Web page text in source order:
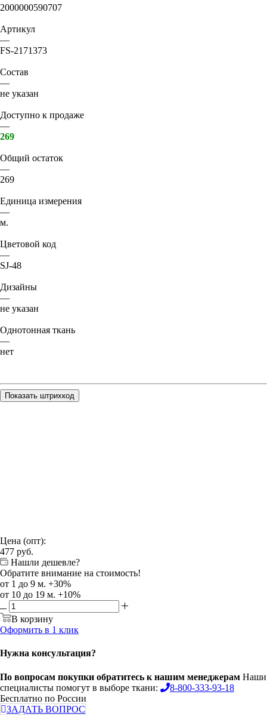
2000000590707
Артикул
—
FS-2171373
Состав
—
не указан
Доступно к продаже
—
269
Общий остаток
—
269
Единица измерения
—
м.
Цветовой код
—
SJ-48
Дизайны
—
не указан
Однотонная ткань
—
нет
Показать штрихкод
Цена (опт):
477 руб.
Нашли дешевле?
Обратите внимание на стоимость!
от 1 до 9 м. +30%
от 10 до 19 м. +10%
В корзину
Оформить в 1 клик
Нужна консультация?
По вопросам покупки обратитесь к нашим менеджерам Наши
специалисты помогут в выборе ткани:
8-800-333-93-18
Бесплатно по России
ЗАДАТЬ ВОПРОС